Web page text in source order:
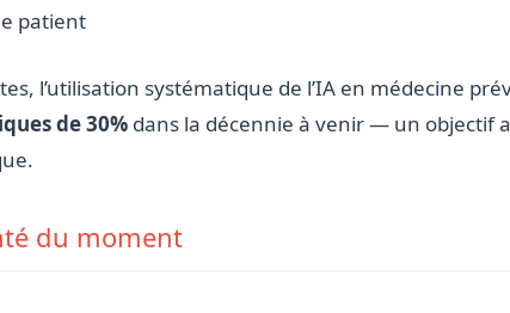
patient
l’utilisation systématique de l’IA en médecine
de 30% dans la décennie à venir — un objectif
du moment